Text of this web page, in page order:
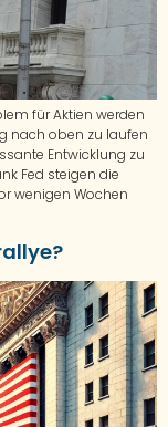
für Aktien werden
nach oben zu laufen
Entwicklung zu
Fed steigen die
wenigen Wochen